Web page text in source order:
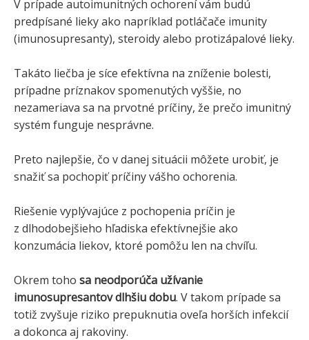
V prípade autoimunitných ochorení vám budú
predpísané lieky ako napríklad potláčače imunity
(imunosupresanty), steroidy alebo protizápalové lieky.
Takáto liečba je síce efektívna na zníženie bolesti,
prípadne príznakov spomenutých vyššie, no
nezameriava sa na prvotné príčiny, že prečo imunitný
systém funguje nesprávne.
Preto najlepšie, čo v danej situácii môžete urobiť, je
snažiť sa pochopiť príčiny vášho ochorenia.
Riešenie vyplývajúce z pochopenia príčin je
z dlhodobejšieho hľadiska efektívnejšie ako
konzumácia liekov, ktoré pomôžu len na chvíľu.
Okrem toho sa neodporúča užívanie
imunosupresantov dlhšiu dobu. V takom prípade sa
totiž zvyšuje riziko prepuknutia oveľa horších infekcií
a dokonca aj rakoviny.